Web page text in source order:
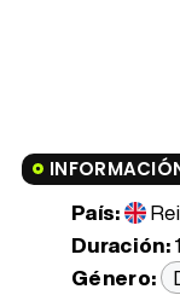
País:
Duración:
Género: